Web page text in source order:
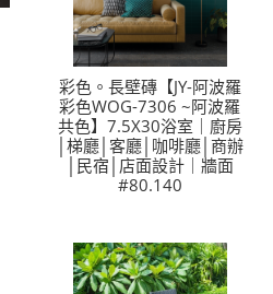
彩色。長壁磚【JY-阿波羅
彩色WOG-7306 ~阿波羅
共色】7.5X30浴室｜廚房
│梯廳│客廳│咖啡廳│商辦
│民宿│店面設計｜牆面
#80.140